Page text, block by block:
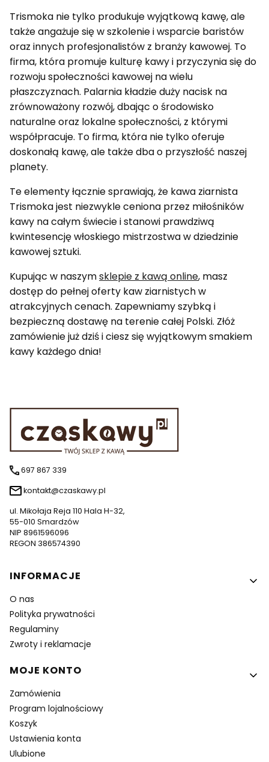
Trismoka nie tylko produkuje wyjątkową kawę, ale
także angażuje się w szkolenie i wsparcie baristów
oraz innych profesjonalistów z branży kawowej. To
firma, która promuje kulturę kawy i przyczynia się do
rozwoju społeczności kawowej na wielu
płaszczyznach. Palarnia kładzie duży nacisk na
zrównoważony rozwój, dbając o środowisko
naturalne oraz lokalne społeczności, z którymi
współpracuje. To firma, która nie tylko oferuje
doskonałą kawę, ale także dba o przyszłość naszej
planety.
Te elementy łącznie sprawiają, że kawa ziarnista
Trismoka jest niezwykle ceniona przez miłośników
kawy na całym świecie i stanowi prawdziwą
kwintesencję włoskiego mistrzostwa w dziedzinie
kawowej sztuki.
Kupując w naszymsklepie z kawą online, masz
dostęp do pełnej oferty kaw ziarnistych w
atrakcyjnych cenach. Zapewniamy szybką i
bezpieczną dostawę na terenie całej Polski. Złóż
zamówienie już dziś i ciesz się wyjątkowym smakiem
kawy każdego dnia!
697 867 339
kontakt@czaskawy.pl
ul. Mikołaja Reja 110 Hala H-32,
55-010 Smardzów
NIP 8961596096
REGON 386574390
Linki w stopce
INFORMACJE
O nas
Polityka prywatności
Regulaminy
Zwroty i reklamacje
MOJE KONTO
Zamówienia
Program lojalnościowy
Koszyk
Ustawienia konta
Ulubione